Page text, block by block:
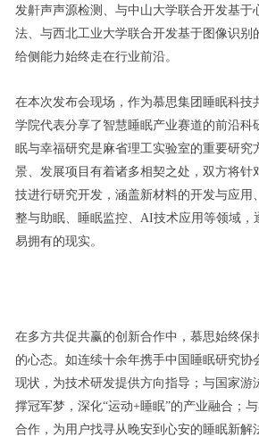
发鼾声声源检测、与中山大学联合开发基于
法、与西北工业大学联合开发基于图像识别
给侧能力始终走在行业前沿。
在本次发布会现场，作为慕思集团睡眠科技
学院代表分享了智慧睡眠产业赛道的前沿科
眠与幸福研究是麻省理工实验室的重要研究
景、发展项目有着诸多相契之处，双方将针
技进行研究开发，涵盖新材料的开发与应用
整与助眠、睡眠监控、AI技术应用等领域，
易拥有的现实。
在多方共促共赢的创新合作中，慕思始终保
的心态。如连续十余年携手中国睡眠研究协
现状，为技术研发提供方向指导；与国家游
撑冠军梦，深化“运动+睡眠”的产业融合；
合作，为用户找寻从晚安到心安的睡眠新解